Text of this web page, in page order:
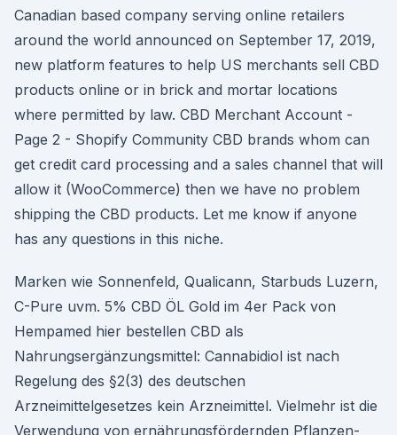
Canadian based company serving online retailers
around the world announced on September 17, 2019,
new platform features to help US merchants sell CBD
products online or in brick and mortar locations
where permitted by law. CBD Merchant Account -
Page 2 - Shopify Community CBD brands whom can
get credit card processing and a sales channel that will
allow it (WooCommerce) then we have no problem
shipping the CBD products. Let me know if anyone
has any questions in this niche.
Marken wie Sonnenfeld, Qualicann, Starbuds Luzern,
C-Pure uvm. 5% CBD ÖL Gold im 4er Pack von
Hempamed hier bestellen CBD als
Nahrungsergänzungsmittel: Cannabidiol ist nach
Regelung des §2(3) des deutschen
Arzneimittelgesetzes kein Arzneimittel. Vielmehr ist die
Verwendung von ernährungsfördernden Pflanzen-